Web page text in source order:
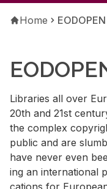
Breadcrumb
Home EODOPEN
Li­braries all over
20th and 21st
the com­plex
pub­lic and are
have never even
ing an in­ter­na­tional
ca­tions for